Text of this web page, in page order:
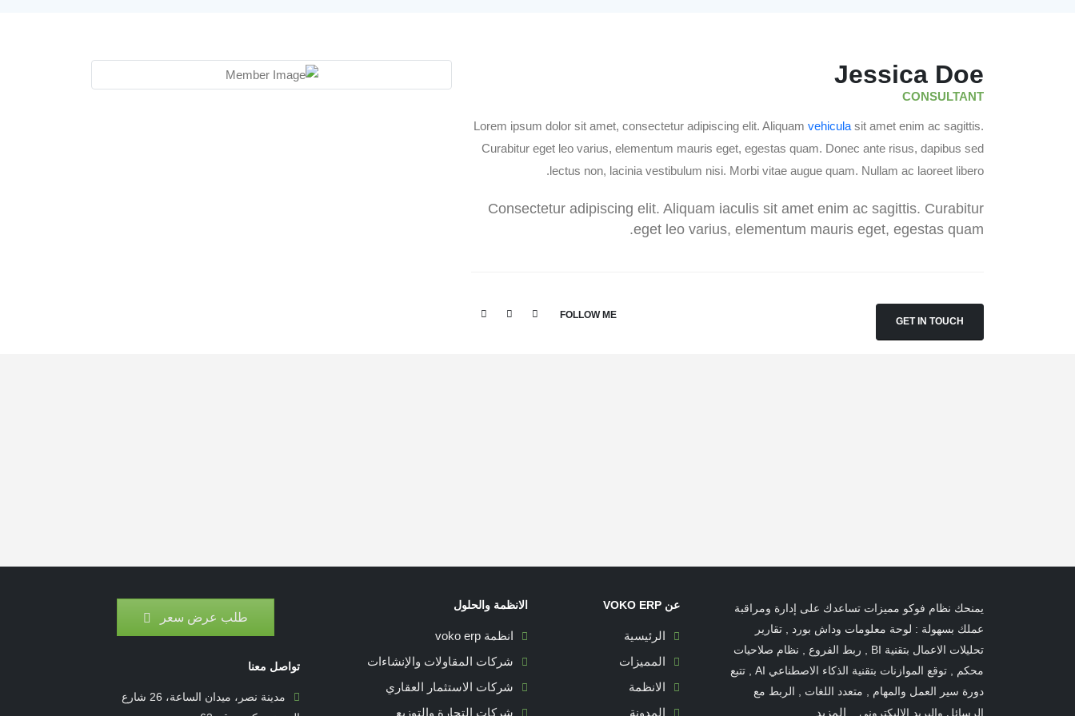
Jessica Doe
CONSULTANT
Lorem ipsum dolor sit amet, consectetur adipiscing elit. Aliquam vehicula sit amet enim ac sagittis.
Curabitur eget leo varius, elementum mauris eget, egestas quam. Donec ante risus, dapibus sed
lectus non, lacinia vestibulum nisi. Morbi vitae augue quam. Nullam ac laoreet libero.
Consectetur adipiscing elit. Aliquam iaculis sit amet enim ac sagittis. Curabitur
eget leo varius, elementum mauris eget, egestas quam.
GET IN TOUCH
FOLLOW ME
يمنحك نظام فوكو مميزات تساعدك على إدارة ومراقبة
عملك بسهولة : لوحة معلومات وداش بورد , تقارير
تحليلات الاعمال بتقنية BI , ربط الفروع , نظام صلاحيات
محكم , توقع الموازنات بتقنية الذكاء الاصطناعي AI , تتبع
دورة سير العمل والمهام , متعدد اللغات , الربط مع
الرسائل والبريد الإليكتروني... المزيد
عن VOKO ERP
الرئيسية
المميزات
الانظمة
المدونة
الانظمة والحلول
انظمة voko erp
شركات المقاولات والإنشاءات
شركات الاستثمار العقاري
شركات التجارة والتوزيع
طلب عرض سعر
تواصل معنا
مدينة نصر، ميدان الساعة، 26 شارع